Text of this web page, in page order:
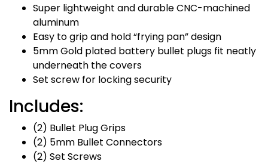
Super lightweight and durable CNC-machined
aluminum
Easy to grip and hold “frying pan” design
5mm Gold plated battery bullet plugs fit neatly
underneath the covers
Set screw for locking security
Includes:
(2) Bullet Plug Grips
(2) 5mm Bullet Connectors
(2) Set Screws